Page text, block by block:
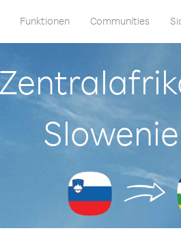
Funktionen Communities